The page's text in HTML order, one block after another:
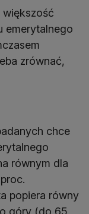
większość
emerytalnego
zrównać,
chce
równym dla
popiera równy
góry (do 65